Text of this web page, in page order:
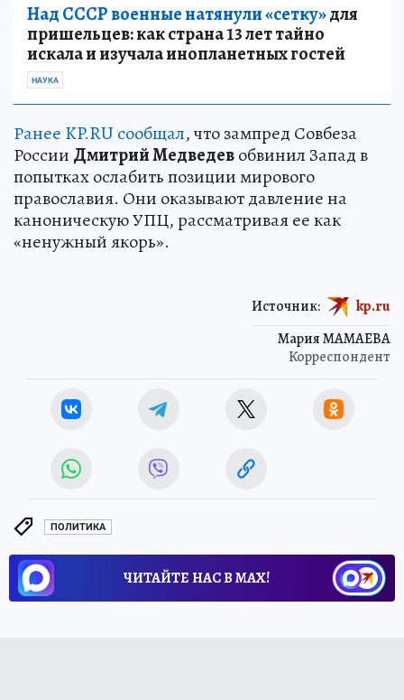
Над СССР военные натянули «сетку»для
пришельцев: как страна 13 лет тайно
искала и изучала инопланетных гостей
НАУКА
Ранее KP.RU сообщал, что зампред Совбеза
России Дмитрий Медведевобвинил Запад в
попытках ослабить позиции мирового
православия. Они оказывают давление на
каноническую УПЦ, рассматривая ее как
«ненужный якорь».
Мария МАМАЕВА
Корреспондент
Источник: kp.ru
ПОЛИТИКА
ЧИТАЙТЕ НАС В МАХ!